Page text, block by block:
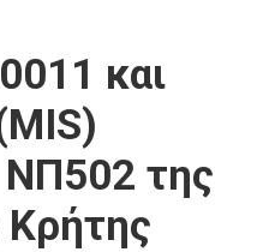
και
της
Κρήτης